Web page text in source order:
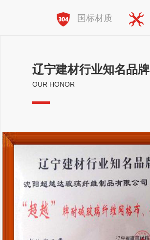
国标材质
辽宁建材行业知名品牌
OUR HONOR